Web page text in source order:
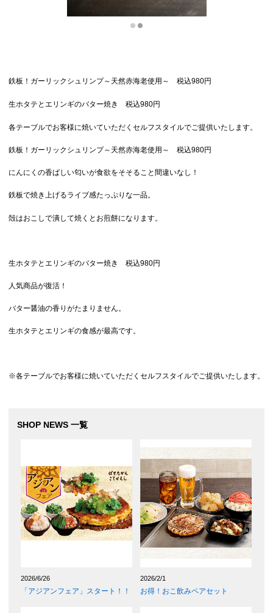
鉄板！ガーリックシュリンプ～天然赤海老使用～ 税込980円
生ホタテとエリンギのバター焼き 税込980円
各テーブルでお客様に焼いていただくセルフスタイルでご提供いたします。
鉄板！ガーリックシュリンプ～天然赤海老使用～ 税込980円
にんにくの香ばしい匂いが食欲をそそること間違いなし！
鉄板で焼き上げるライブ感たっぷりな一品。
殻はおこしで潰して焼くとお煎餅になります。
生ホタテとエリンギのバター焼き 税込980円
人気商品が復活！
バター醤油の香りがたまりません。
生ホタテとエリンギの食感が最高です。
※各テーブルでお客様に焼いていただくセルフスタイルでご提供いたします。
SHOP NEWS 一覧
2026/6/26
「アジアンフェア」スタート！！
2026/2/1
お得！おこ飲みペアセット